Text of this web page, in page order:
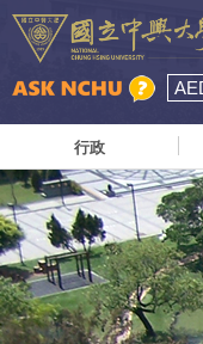
行政